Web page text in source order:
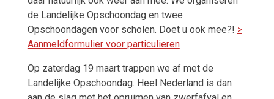
de Landelijke Opschoondag en twee
Opschoondagen voor scholen. Doet u ook mee?! >
Aanmeldformulier voor particulieren
Op zaterdag 19 maart trappen we af met de
Landelijke Opschoondag. Heel Nederland is dan